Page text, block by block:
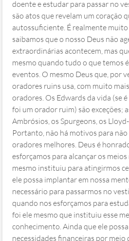
doente e estudar para passar no
são atos que revelam um coração
autossuficiente. É realmente
saibamos que o nosso Deus não
extraordinárias acontecem, mas
mesmo quando tudo o que temos
eventos. O mesmo Deus que, por
oradores ruins usa, com muito
oradores. Os Edwards da vida (se
foi um orador ruim) são exceções;
Ambrósios, os Spurgeons, os
Portanto, não há motivos para
oradores melhores. Deus é
esforçamos para alcançar os
mesmo instituiu para atingirmos
ele possa implantar em nossa
necessário para passarmos no
quando nos esforçamos para
foi ele mesmo que instituiu esse
conhecimento. Ainda que ele
necessidades financeiras por meio